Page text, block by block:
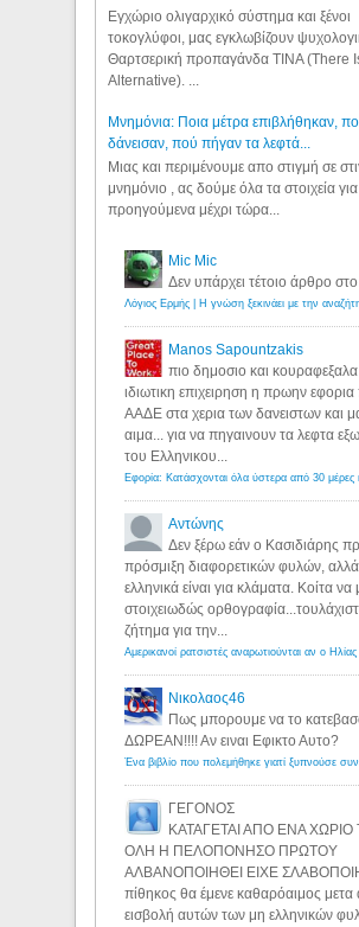
Εγχώριο ολιγαρχικό σύστημα και ξένοι
τοκογλύφοι, μας εγκλωβίζουν
Θαρτσερική προπαγάνδα TINA (There
Alternative). ...
Μνημόνια: Ποια μέτρα επιβλήθηκαν,
δάνεισαν, πού πήγαν τα λεφτά...
Μιας και περιμένουμε απο στιγμή σε
μνημόνιο , ας δούμε όλα τα στοιχεία
προηγούμενα μέχρι τώρα...
Mic Mic
Δεν υπάρχει τέτοιο άρθρο
Manos Sapountzakis
πιο δημοσιο και κουραφεξαλα
ιδιωτικη επιχειρηση η πρωην εφορια
ΑΑΔΕ στα χερια των δανειστων και
αιμα... για να πηγαινουν τα λεφτα
του Ελληνικου...
Αντώνης
Δεν ξέρω εάν ο Κασιδιάρης
πρόσμιξη διαφορετικών φυλών,
ελληνικά είναι για κλάματα. Κοίτα να
στοιχειωδώς
ζήτημα για την...
Νικολαος46
Πως μπορουμε να το
ΔΩΡΕΑΝ!!!! Αν ειναι Εφικτο Αυτο?
ΓΕΓΟΝΟΣ
ΚΑΤΑΓΕΤΑΙ ΑΠΟ ΕΝΑ
ΟΛΗ Η ΠΕΛΟΠΟΝΗΣΟ ΠΡΩΤΟΥ
ΑΛΒΑΝΟΠΟΙΗΘΕΙ ΕΙΧΕ
πίθηκος θα έμενε καθαρόαιμος μετα
εισβολή αυτών των μη ελληνικών